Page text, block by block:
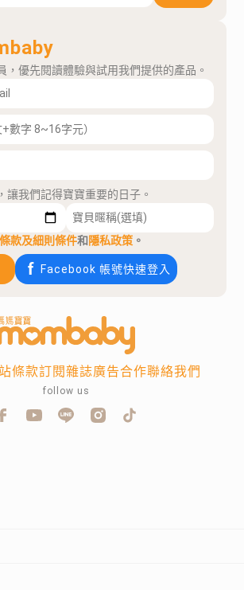
，優先閱讀體驗與試用我們提供的產品。
讓我們記得寶寶重要的日子。
條款及細則條件和隱私政策 。
Facebook 帳號快速登入
條款訂閱雜誌廣告合作聯絡我們
follow us